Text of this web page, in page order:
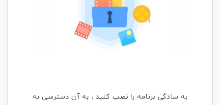
به سادگی برنامه را نصب کنید ، به آن دسترسی به